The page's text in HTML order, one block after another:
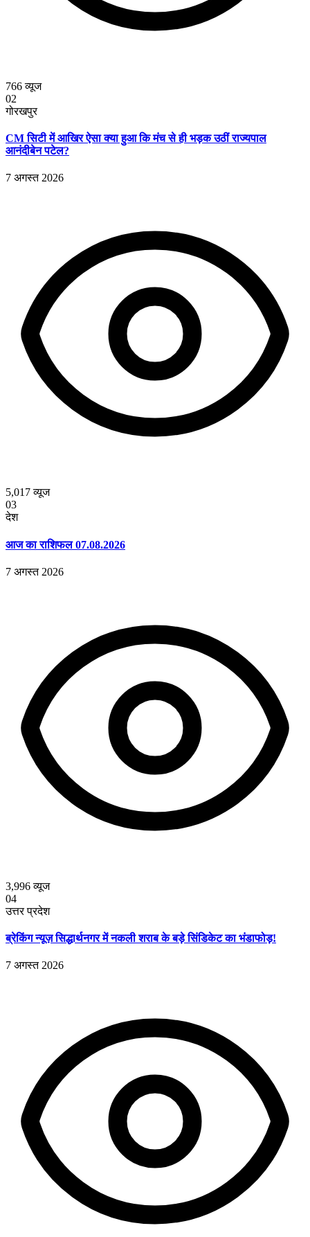
766व्यूज
02
गोरखपुर
CM सिटी में आखिर ऐसा क्या हुआ कि मंच से ही भड़क उठीं राज्यपाल
आनंदीबेन पटेल?
7 अगस्त 2026
5,017व्यूज
03
देश
आज का राशिफल 07.08.2026
7 अगस्त 2026
3,996व्यूज
04
उत्तर प्रदेश
ब्रेकिंग न्यूज़ सिद्धार्थनगर में नकली शराब के बड़े सिंडिकेट का भंडाफोड़!
7 अगस्त 2026